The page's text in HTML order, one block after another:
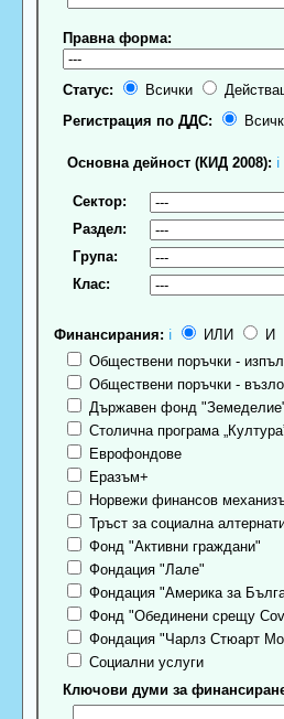
Правна форма:
Статус: Всички
Регистрация по ДДС:
Основна дейност (КИД 2008): ℹ
Сектор:
Раздел:
Група:
Клас:
Финансирания: ℹ ИЛИ
И
Обществени поръчки -
Обществени поръчки -
Държавен фонд
Столична програма
Еврофондове
Еразъм+
Норвежи финансов
Тръст за социална
Фонд "Активни граждани"
Фондация "Лале"
Фондация "Америка за
Фонд "Обединени срещу
Фондация "Чарлз Стюарт
Социални услуги
Ключови думи за